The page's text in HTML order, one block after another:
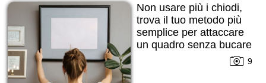
Non usare più i chiodi,
trova il tuo metodo più
semplice per attaccare
un quadro senza bucare
9